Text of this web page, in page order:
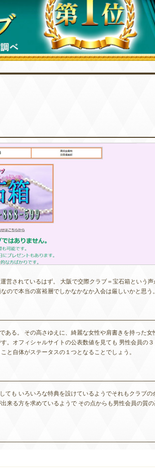
営されているはず。 大阪で交際クラブ＝宝石箱という声
ので本当の富裕層でしかなかなか入会は厳しいかと思う。
る。 その高さゆえに、綺麗な女性や肩書きを持った女
。オフィシャルサイトの公表数値を見ても 男性会員の
と自体がステータスの１つとなることでしょう。
も いろいろな特典を設けているようでそれもクラブの
来る方を求めているようで その点からも男性会員の質の